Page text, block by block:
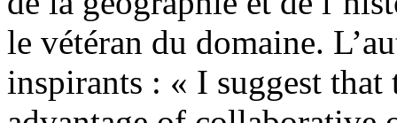
le vétéran du domaine.
inspirants : « I suggest that